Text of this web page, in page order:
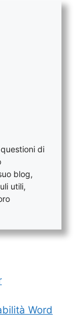
di
blog,
utili,
Word